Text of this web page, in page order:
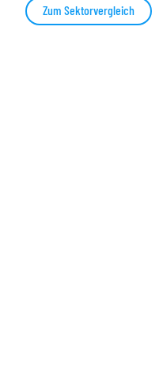
Zum Sektorvergleich